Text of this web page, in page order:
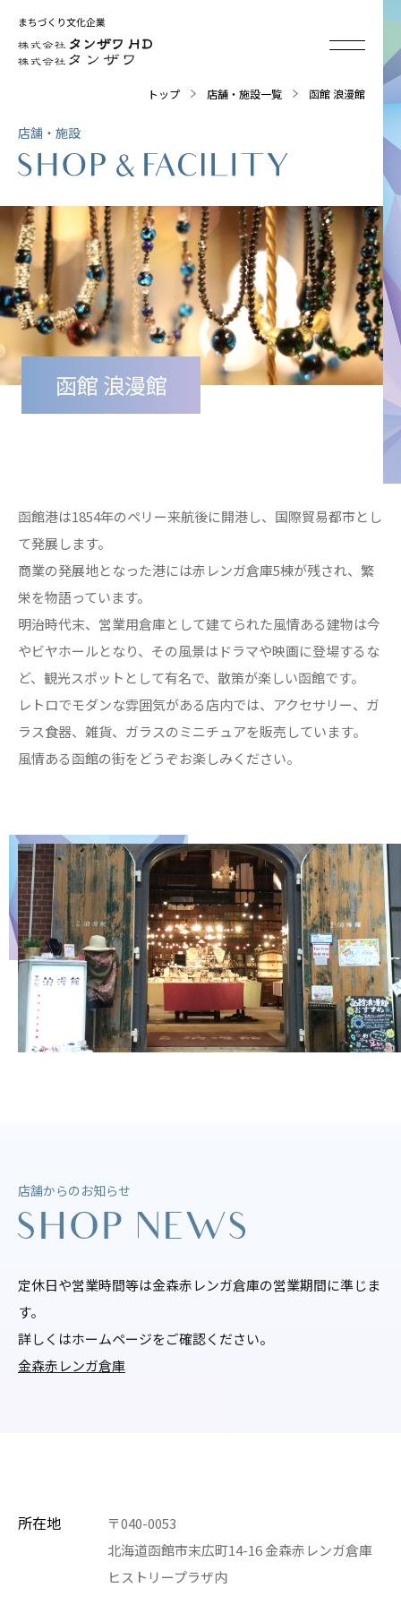
トップ 店舗・施設一覧 函館 浪漫館
店舗・施設
函館 浪漫館
函館港は1854年のペリー来航後に開港し、国際貿易都市とし
て発展します。
商業の発展地となった港には赤レンガ倉庫5棟が残され、繁
栄を物語っています。
明治時代末、営業用倉庫として建てられた風情ある建物は今
やビヤホールとなり、その風景はドラマや映画に登場するな
ど、観光スポットとして有名で、散策が楽しい函館です。
レトロでモダンな雰囲気がある店内では、アクセサリー、ガ
ラス食器、雑貨、ガラスのミニチュアを販売しています。
風情ある函館の街をどうぞお楽しみください。
店舗からのお知らせ
定休日や営業時間等は金森赤レンガ倉庫の営業期間に準じま
す。
詳しくはホームページをご確認ください。
金森赤レンガ倉庫
所在地
〒040-0053
北海道函館市末広町14-16 金森赤レンガ倉庫
ヒストリープラザ内